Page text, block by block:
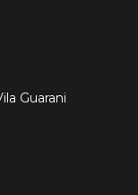
Guarani